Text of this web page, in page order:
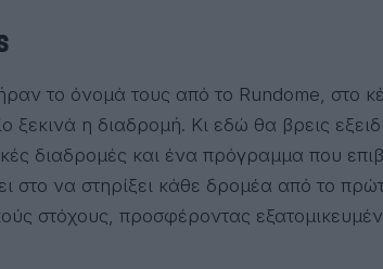
το όνομά τους από το Rundome, στο
ξεκινά η διαδρομή. Κι εδώ θα βρεις
διαδρομές και ένα πρόγραμμα που
στο να στηρίξει κάθε δρομέα από το
στόχους, προσφέροντας